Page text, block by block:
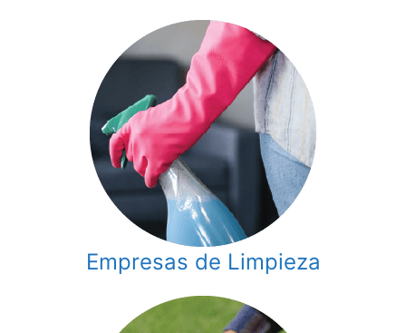
Empresas de Limpieza